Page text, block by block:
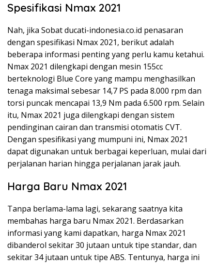
Spesifikasi Nmax 2021
Nah, jika Sobat ducati-indonesia.co.id penasaran
dengan spesifikasi Nmax 2021, berikut adalah
beberapa informasi penting yang perlu kamu ketahui.
Nmax 2021 dilengkapi dengan mesin 155cc
berteknologi Blue Core yang mampu menghasilkan
tenaga maksimal sebesar 14,7 PS pada 8.000 rpm dan
torsi puncak mencapai 13,9 Nm pada 6.500 rpm. Selain
itu, Nmax 2021 juga dilengkapi dengan sistem
pendinginan cairan dan transmisi otomatis CVT.
Dengan spesifikasi yang mumpuni ini, Nmax 2021
dapat digunakan untuk berbagai keperluan, mulai dari
perjalanan harian hingga perjalanan jarak jauh.
Harga Baru Nmax 2021
Tanpa berlama-lama lagi, sekarang saatnya kita
membahas harga baru Nmax 2021. Berdasarkan
informasi yang kami dapatkan, harga Nmax 2021
dibanderol sekitar 30 jutaan untuk tipe standar, dan
sekitar 34 jutaan untuk tipe ABS. Tentunya, harga ini